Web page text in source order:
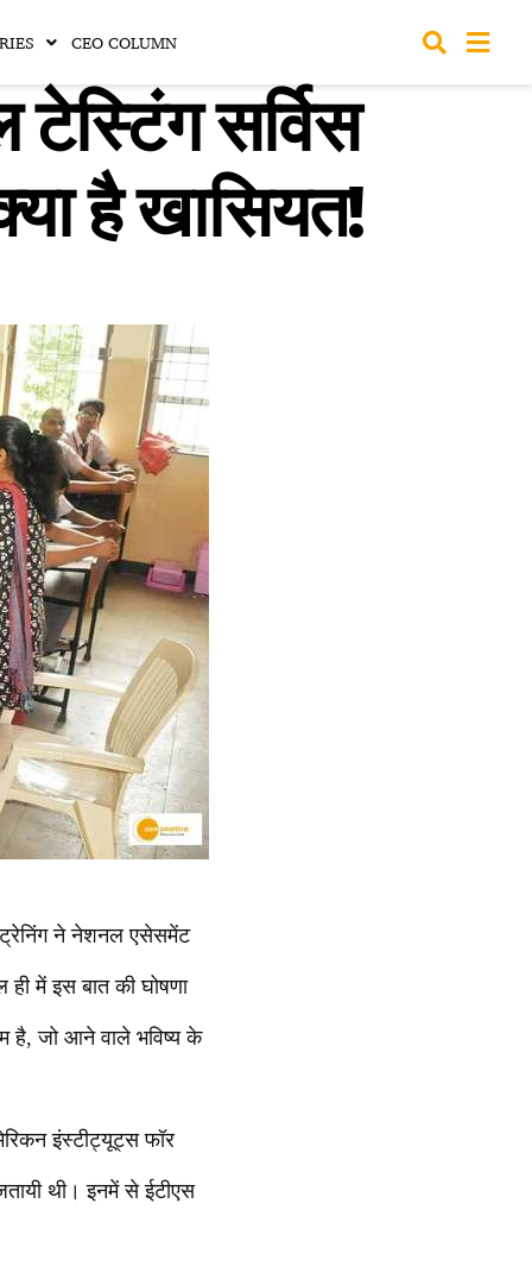
CEO COLUMN
सर्विस
है खासियत!
ने नेशनल एसेसमेंट
में इस बात की घोषणा
है, जो आने वाले भविष्य के
इंस्टीट्यूट्स फॉर
थी। इनमें से ईटीएस